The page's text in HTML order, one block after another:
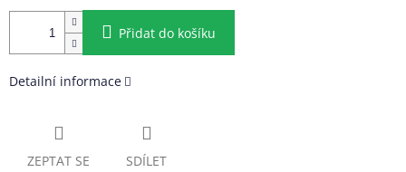
Přidat do košíku
Detailní informace
ZEPTAT SE SDÍLET